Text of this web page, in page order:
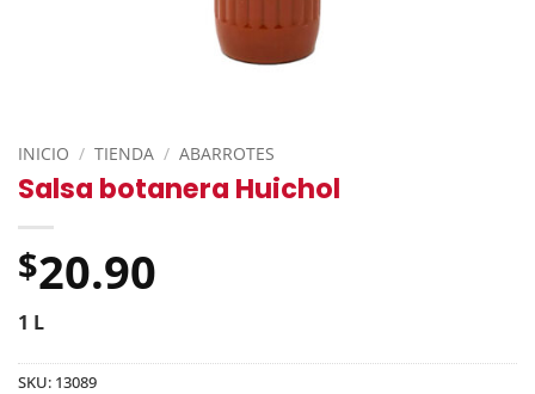
INICIO / TIENDA / ABARROTES
Salsa botanera Huichol
$20.90
1 L
SKU: 13089